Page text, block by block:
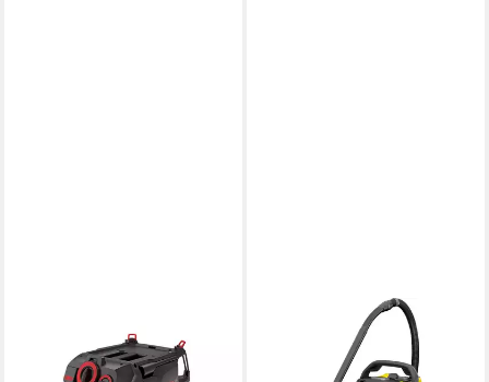
Industriesauger VCL 530
PRO, 1380 W,
Nass-Trocken-Sauger WD 5
V-25/5/22, 1100 W, mit